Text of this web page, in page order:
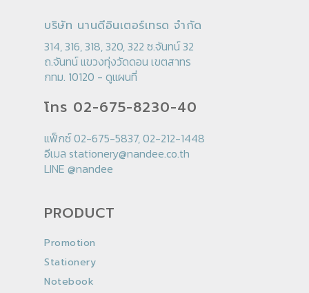
บริษัท นานดีอินเตอร์เทรด จำกัด
314, 316, 318, 320, 322 ซ.จันทน์ 32
ถ.จันทน์ แขวงทุ่งวัดดอน เขตสาทร
กทม. 10120 - ดูแผนที่
โทร 02-675-8230-40
แฟ็กซ์ 02-675-5837, 02-212-1448
อีเมล stationery@nandee.co.th
LINE @nandee
PRODUCT
Promotion
Stationery
Notebook